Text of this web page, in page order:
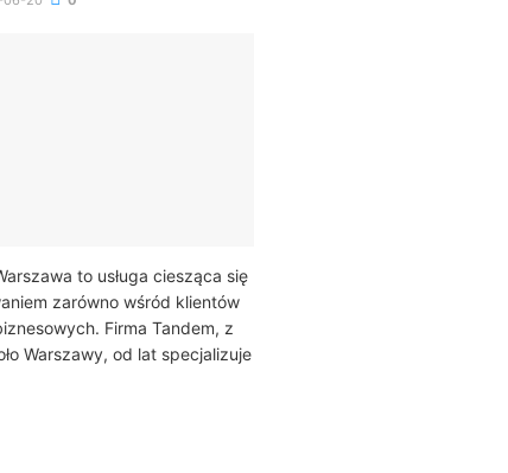
to usługa ciesząca się
zarówno wśród klientów
Firma Tandem, z
Warszawy, od lat specjalizuje